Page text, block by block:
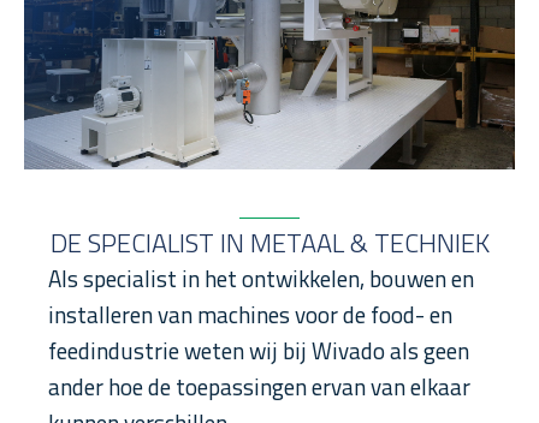
DE SPECIALIST IN METAAL & TECHNIEK
Als specialist in het ontwikkelen, bouwen en
installeren van machines voor de food- en
feedindustrie weten wij bij Wivado als geen
ander hoe de toepassingen ervan van elkaar